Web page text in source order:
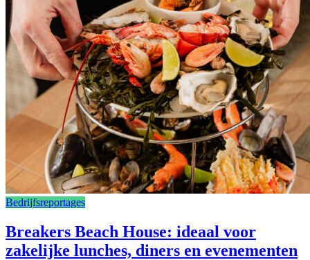
Bedrijfsreportages
Breakers Beach House: ideaal voor
zakelijke lunches, diners en evenementen